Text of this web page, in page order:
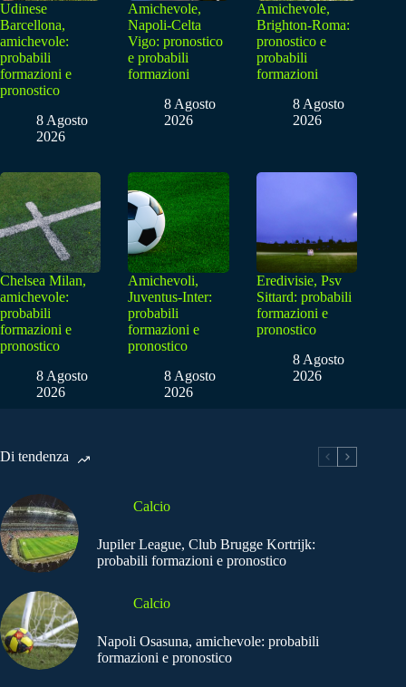
Udinese
Barcellona,
amichevole:
probabili
formazioni e
pronostico
8 Agosto
2026
Amichevole,
Napoli-Celta
Vigo: pronostico
e probabili
formazioni
8 Agosto
2026
Amichevole,
Brighton-Roma:
pronostico e
probabili
formazioni
8 Agosto
2026
Chelsea Milan,
amichevole:
probabili
formazioni e
pronostico
8 Agosto
2026
Amichevoli,
Juventus-Inter:
probabili
formazioni e
pronostico
8 Agosto
2026
Eredivisie, Psv
Sittard: probabili
formazioni e
pronostico
8 Agosto
2026
Di tendenza
Calcio
Jupiler League, Club Brugge Kortrijk:
probabili formazioni e pronostico
Calcio
Napoli Osasuna, amichevole: probabili
formazioni e pronostico